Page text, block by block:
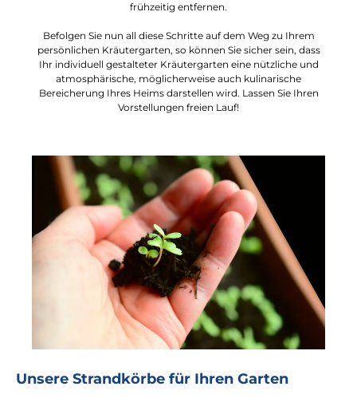
frühzeitig entfernen.
Befolgen Sie nun all diese Schritte auf dem Weg zu Ihrem
persönlichen Kräutergarten, so können Sie sicher sein, dass
Ihr individuell gestalteter Kräutergarten eine nützliche und
atmosphärische, möglicherweise auch kulinarische
Bereicherung Ihres Heims darstellen wird. Lassen Sie Ihren
Vorstellungen freien Lauf!
Unsere Strandkörbe für Ihren Garten